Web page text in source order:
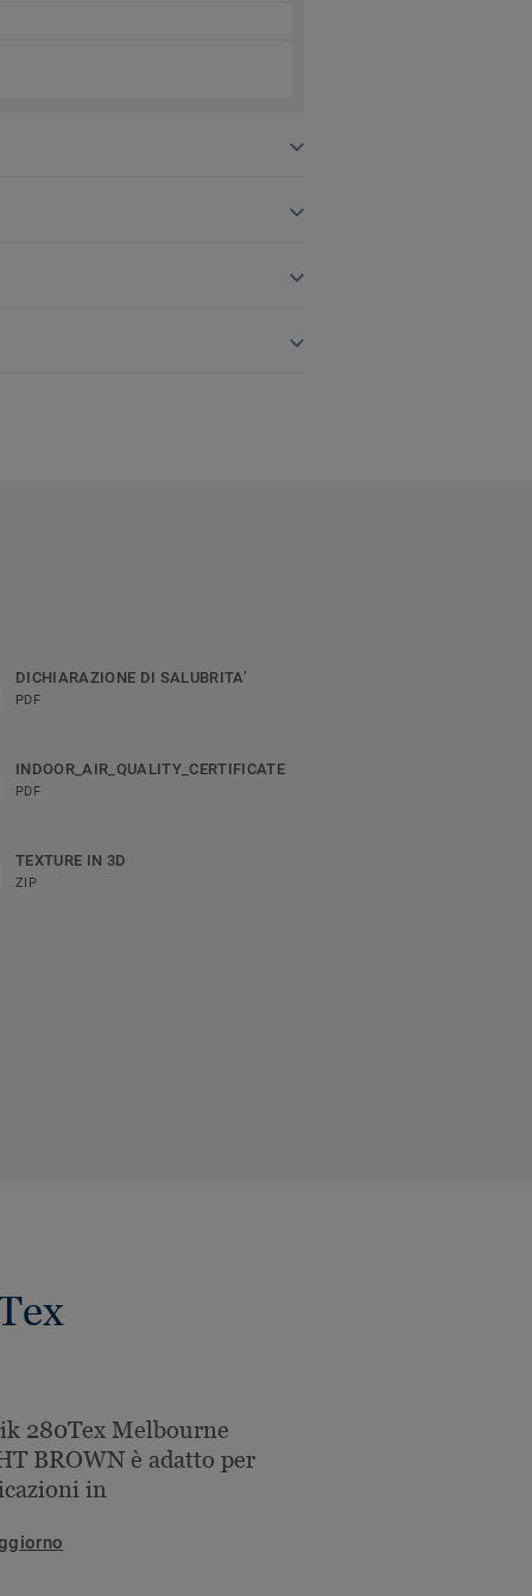
DICHIARAZIONE DI SALUBRITA’
PDF
INDOOR_AIR_QUALITY_CERTIFICATE
PDF
TEXTURE IN 3D
ZIP
280Tex Melbourne
BROWN è adatto per
in